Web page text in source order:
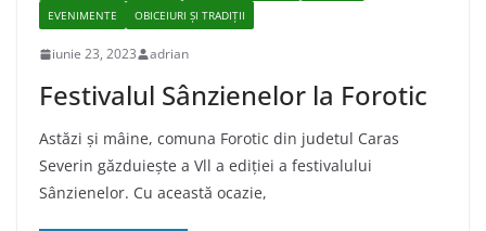
EVENIMENTE
OBICEIURI ȘI TRADIȚII
iunie 23, 2023 adrian
Festivalul Sânzienelor la Forotic
Astăzi și mâine, comuna Forotic din judetul Caras
Severin găzduiește a Vll a ediției a festivalului
Sânzienelor. Cu această ocazie,